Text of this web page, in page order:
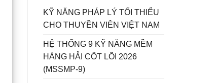
KỸ NĂNG PHÁP LÝ TỐI THIỂU
CHO THUYỀN VIÊN VIỆT NAM
HỆ THỐNG 9 KỸ NĂNG MỀM
HÀNG HẢI CỐT LÕI 2026
(MSSMP-9)